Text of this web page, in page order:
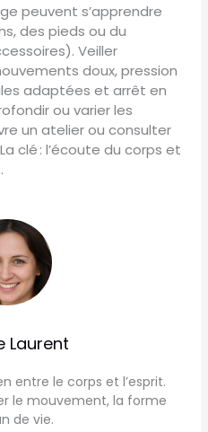
peuvent s’apprendre
des pieds ou du
Veiller
doux, pression
adaptées et arrêt en
ou varier les
un atelier ou consulter
clé : l’écoute du corps et
Laurent
entre le corps et l’esprit.
le mouvement, la forme
de vie.